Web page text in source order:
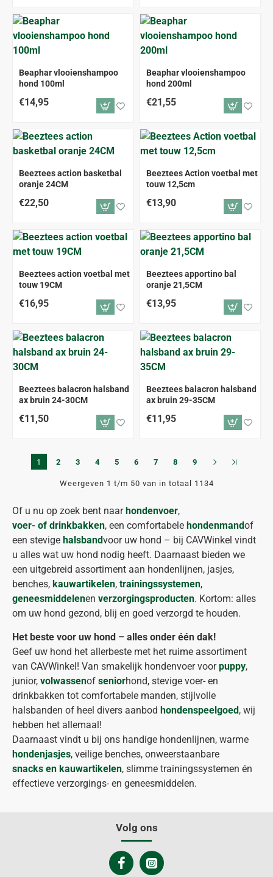
Of u nu op zoek bent naarhondenvoer,
voer- of drinkbakken, een comfortabele hondenmandof
een stevige halsbandvoor uw hond – bij CAVWinkel vindt
u alles wat uw hond nodig heeft. Daarnaast bieden we
een uitgebreid assortiment aan hondenlijnen, jasjes,
benches, kauwartikelen, trainingssystemen,
geneesmiddelenen verzorgingsproducten. Kortom: alles
om uw hond gezond, blij en goed verzorgd te houden.
Het beste voor uw hond – alles onder één dak!
Geef uw hond het allerbeste met het ruime assortiment
van CAVWinkel! Van smakelijk hondenvoer voorpuppy,
junior, volwassenof seniorhond, stevige voer- en
drinkbakken tot comfortabele manden, stijlvolle
halsbanden of heel divers aanbod hondenspeelgoed, wij
hebben het allemaal!
Daarnaast vindt u bij ons handige hondenlijnen, warme
hondenjasjes, veilige benches, onweerstaanbare
snacks en kauwartikelen, slimme trainingssystemen én
effectieve verzorgings- en geneesmiddelen.
Beaphar vlooienshampoo
hond 100ml
€14,95
Beaphar vlooienshampoo
hond 200ml
€21,55
Beeztees action basketbal
oranje 24CM
€22,50
Beeztees Action voetbal met
touw 12,5cm
€13,90
Beeztees action voetbal met
touw 19CM
€16,95
Beeztees apportino bal
oranje 21,5CM
€13,95
Beeztees balacron halsband
ax bruin 24-30CM
€11,50
Beeztees balacron halsband
ax bruin 29-35CM
€11,95
1 2 3 4 5 6 7 8 9
Weergeven 1 t/m 50 van in totaal 1134
Volg ons